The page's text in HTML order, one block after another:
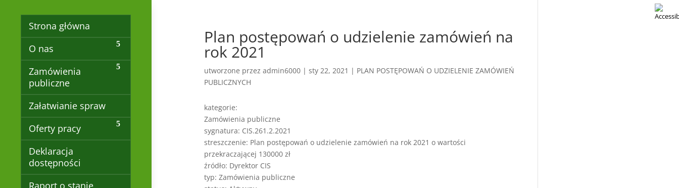
Strona główna
O nas
Zamówienia
publiczne
Załatwianie spraw
Oferty pracy
Deklaracja
dostępności
Raport o stanie
Plan postępowań o udzielenie zamówień na
rok 2021
utworzone przezadmin6000 |sty 22, 2021 | PLAN POSTĘPOWAŃ O UDZIELENIE ZAMÓWIEŃ
PUBLICZNYCH
kategorie:
Zamówienia publiczne
sygnatura: CIS.261.2.2021
streszczenie: Plan postępowań o udzielenie zamówień na rok 2021 o wartości
przekraczającej 130000 zł
źródło: Dyrektor CIS
typ: Zamówienia publiczne